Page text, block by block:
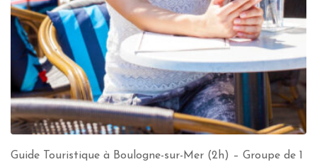
Guide Touristique à Boulogne-sur-Mer (2h) – Groupe de 1